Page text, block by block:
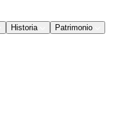
Historia
Patrimonio